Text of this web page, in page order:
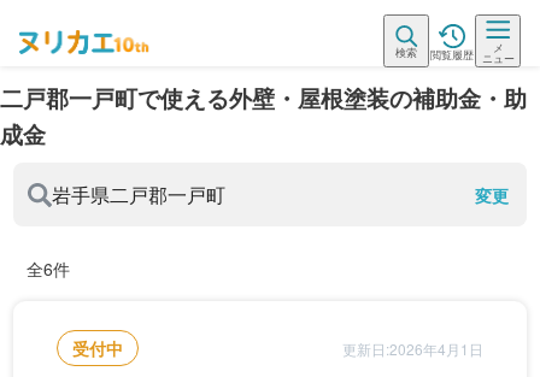
検索 閲覧履歴
メ
ニュー
二戸郡一戸町で使える外壁・屋根塗装の補助金・助
成金
岩手県二戸郡一戸町 変更
全6件
受付中 更新日:2026年4月1日